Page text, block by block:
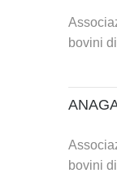
bovini
bovini